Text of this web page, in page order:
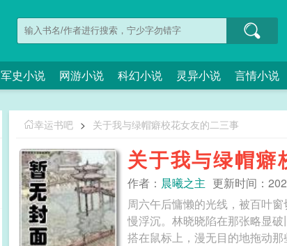
军史小说 网游小说 科幻小说 灵异小说 言情小说
幸运书吧 > 关于我与绿帽癖校花女友的二三事
关于我与绿帽癖
作者： 晨曦之主 更新时间：
周六午后慵懒的光线，被百叶
慢浮沉。林晓晓陷在那张略显
搭在鼠标上，漫无目的地拖动